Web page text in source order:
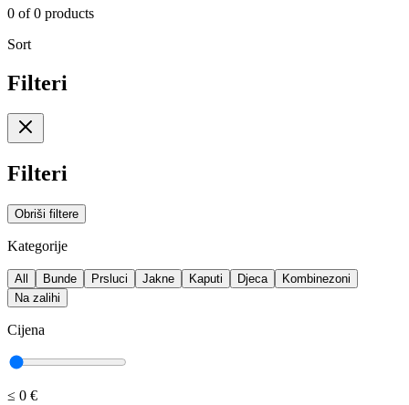
0 of0 products
Sort
Filteri
Filteri
Obriši filtere
Kategorije
All Bunde Prsluci Jakne Kaputi Djeca
Kombinezoni
Na zalihi
Cijena
≤ 0 €